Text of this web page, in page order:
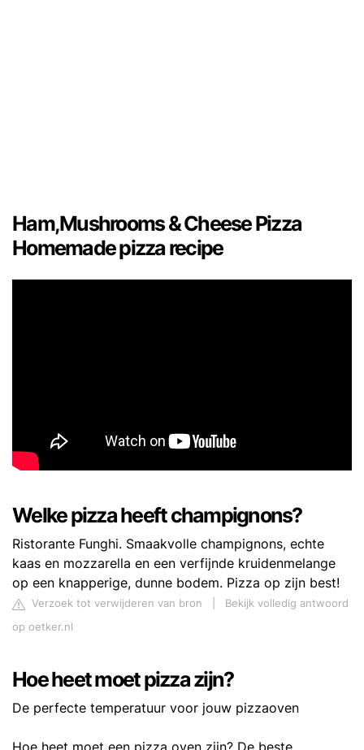
Ham,Mushrooms & Cheese Pizza
Homemade pizza recipe
Welke pizza heeft champignons?
Ristorante Funghi. Smaakvolle champignons, echte
kaas en mozzarella en een verfijnde kruidenmelange
op een knapperige, dunne bodem. Pizza op zijn best!
Verzoek tot verwijderen van bron
Bekijk volledig antwoord
op oetker.nl
Hoe heet moet pizza zijn?
De perfecte temperatuur voor jouw pizzaoven